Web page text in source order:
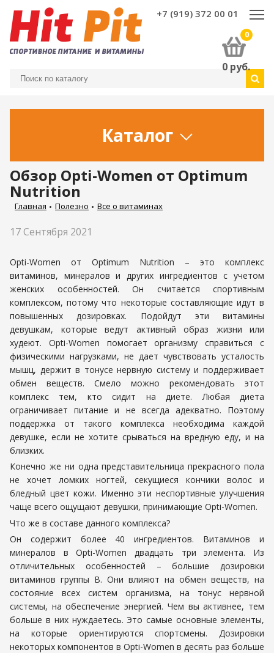
0
0 руб.
+7 (919) 372 00 01
Каталог
Обзор Opti-Women от Optimum
Nutrition
Главная Полезно Все о витаминах
17 Сентября 2021
Opti-Women от Optimum Nutrition – это комплекс
витаминов, минералов и других ингредиентов с учетом
женских особенностей. Он считается спортивным
комплексом, потому что некоторые составляющие идут в
повышенных дозировках. Подойдут эти витамины
девушкам, которые ведут активный образ жизни или
худеют. Opti-Women помогает организму справиться с
физическими нагрузками, не дает чувствовать усталость
мышц, держит в тонусе нервную систему и поддерживает
обмен веществ. Смело можно рекомендовать этот
комплекс тем, кто сидит на диете. Любая диета
ограничивает питание и не всегда адекватно. Поэтому
поддержка от такого комплекса необходима каждой
девушке, если не хотите срываться на вредную еду, и на
близких.
Конечно же ни одна представительница прекрасного пола
не хочет ломких ногтей, секущиеся кончики волос и
бледный цвет кожи. Именно эти неспортивные улучшения
чаще всего ощущают девушки, принимающие Opti-Women.
Что же в составе данного комплекса?
Он содержит более 40 ингредиентов. Витаминов и
минералов в Opti-Women двадцать три элемента. Из
отличительных особенностей – большие дозировки
витаминов группы В. Они влияют на обмен веществ, на
состояние всех систем организма, на тонус нервной
системы, на обеспечение энергией. Чем вы активнее, тем
больше в них нуждаетесь. Это самые основные элементы,
на которые ориентируются спортсмены. Дозировки
некоторых компонентов в Opti-Women в десять раз больше